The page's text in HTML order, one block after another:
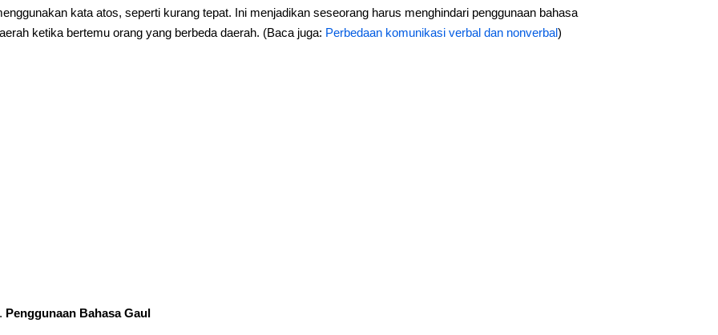
kata atos, seperti kurang tepat. Ini menjadikan seseorang harus menghindari penggunaan bahasa
ketika bertemu orang yang berbeda daerah. (Baca juga: Perbedaan komunikasi verbal dan nonverbal)
Penggunaan Bahasa Gaul